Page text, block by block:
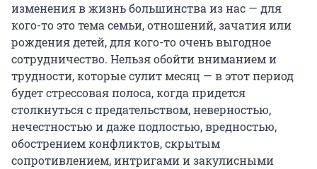
изменения в жизнь большинства из нас — для
кого-то это тема семьи, отношений, зачатия или
рождения детей, для кого-то очень выгодное
сотрудничество. Нельзя обойти вниманием и
трудности, которые сулит месяц — в этот период
будет стрессовая полоса, когда придется
столкнуться с предательством, неверностью,
нечестностью и даже подлостью, вредностью,
обострением конфликтов, скрытым
сопротивлением, интригами и закулисными